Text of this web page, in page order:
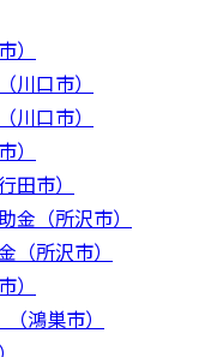
口市）
口市）
市）
（所沢市）
所沢市）
鴻巣市）